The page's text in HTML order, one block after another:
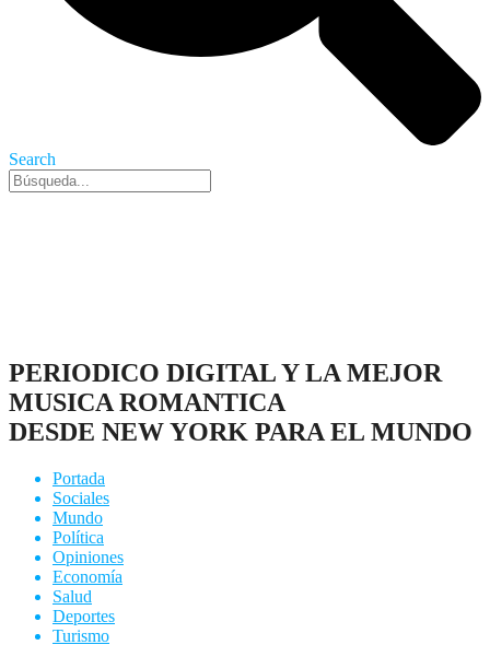
Search
PERIODICO DIGITAL Y LA MEJOR
MUSICA ROMANTICA
DESDE NEW YORK PARA EL MUNDO
Portada
Sociales
Mundo
Política
Opiniones
Economía
Salud
Deportes
Turismo